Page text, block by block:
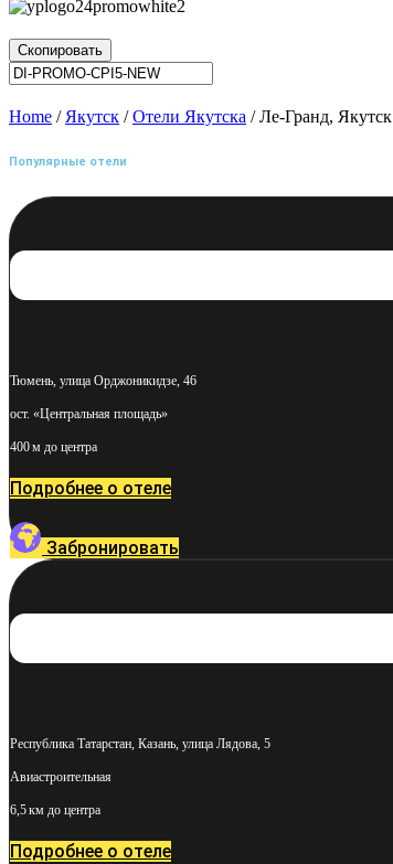
Скопировать
Home / Якутск /Отели Якутска / Ле-Гранд, Якутск
Популярные отели
Тюмень, улица Орджоникидзе, 46
ост. «Центральная площадь»
400 м до центра
Подробнее о отеле
Забронировать
Республика Татарстан, Казань, улица Лядова, 5
Авиастроительная
6,5 км до центра
Подробнее о отеле